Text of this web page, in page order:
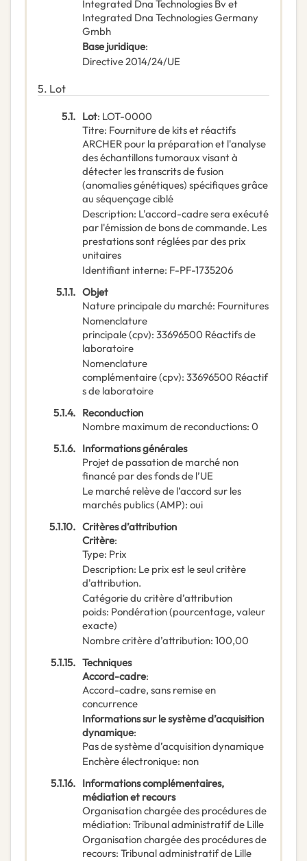
Integrated Dna Technologies Bv et
Integrated Dna Technologies Germany
Gmbh
Base juridique:
Directive 2014/24/UE
5. Lot
5.1. Lot: LOT-0000
Titre: Fourniture de kits et réactifs
ARCHER pour la préparation et l'analyse
des échantillons tumoraux visant à
détecter les transcrits de fusion
(anomalies génétiques) spécifiques grâce
au séquençage ciblé
Description: L'accord-cadre sera exécuté
par l'émission de bons de commande. Les
prestations sont réglées par des prix
unitaires
Identifiant interne: F-PF-1735206
5.1.1. Objet
Nature principale du marché: Fournitures
Nomenclature
principale(cpv): 33696500 Réactifs de
laboratoire
Nomenclature
complémentaire(cpv): 33696500 Réactif
s de laboratoire
5.1.4. Reconduction
Nombre maximum de reconductions: 0
5.1.6. Informations générales
Projet de passation de marché non
financé par des fonds de l’UE
Le marché relève de l’accord sur les
marchés publics (AMP): oui
5.1.10. Critères d’attribution
Critère:
Type: Prix
Description: Le prix est le seul critère
d'attribution.
Catégorie du critère d’attribution
poids: Pondération (pourcentage, valeur
exacte)
Nombre critère d’attribution: 100,00
5.1.15. Techniques
Accord-cadre:
Accord-cadre, sans remise en
concurrence
Informations sur le système d’acquisition
dynamique:
Pas de système d’acquisition dynamique
Enchère électronique: non
5.1.16. Informations complémentaires,
médiation et recours
Organisation chargée des procédures de
médiation: Tribunal administratif de Lille
Organisation chargée des procédures de
recours: Tribunal administratif de Lille